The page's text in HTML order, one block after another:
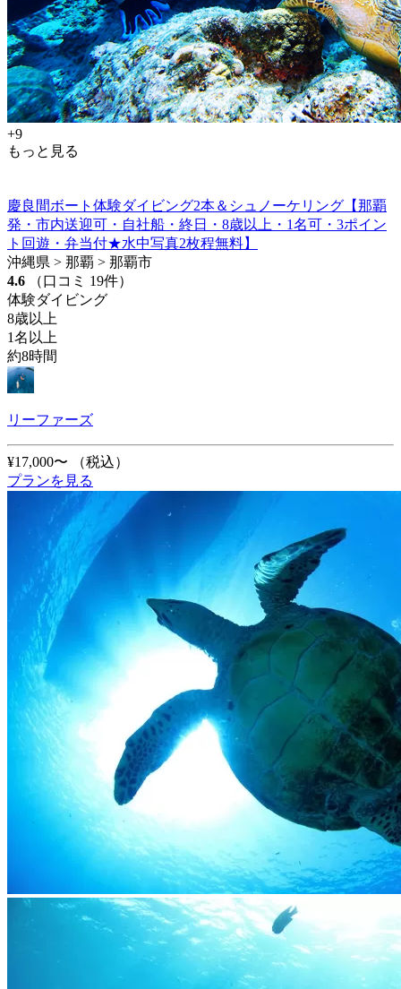
+9
もっと見る
慶良間ボート体験ダイビング2本＆シュノーケリング【那覇
発・市内送迎可・自社船・終日・8歳以上・1名可・3ポイン
ト回遊・弁当付★水中写真2枚程無料】
沖縄県 > 那覇 > 那覇市
4.6
（口コミ 19件）
体験ダイビング
8歳以上
1名以上
約8時間
リーファーズ
¥17,000〜
（税込）
プランを見る